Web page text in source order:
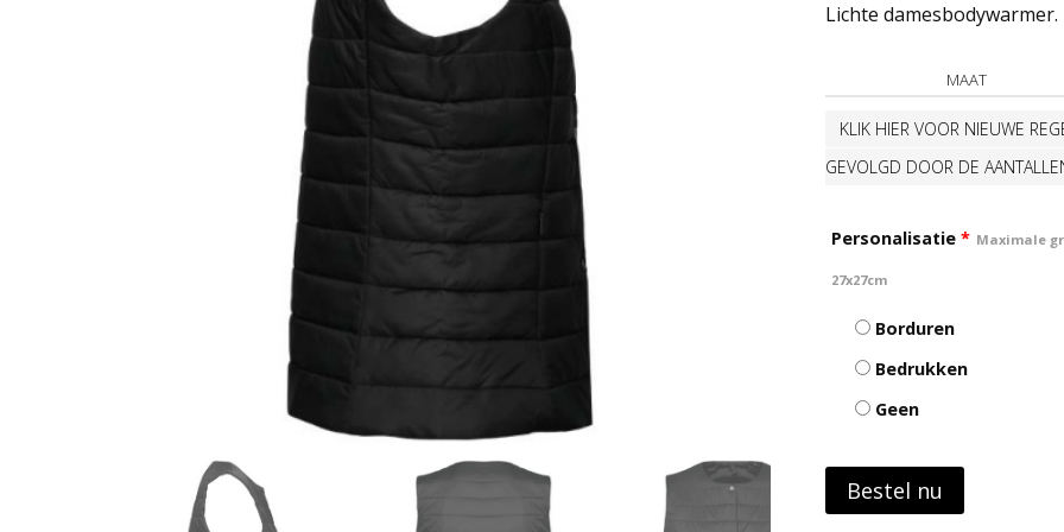
Lichte damesbodywarmer.
MAAT
KLIK HIER VOOR NIEUWE
GEVOLGD DOOR DE
Personalisatie * Maximale
27x27cm
Borduren
Bedrukken
Geen
Bestel nu